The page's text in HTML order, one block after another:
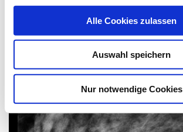
Alle Cookies zulassen
Auswahl speichern
Nur notwendige Cookies